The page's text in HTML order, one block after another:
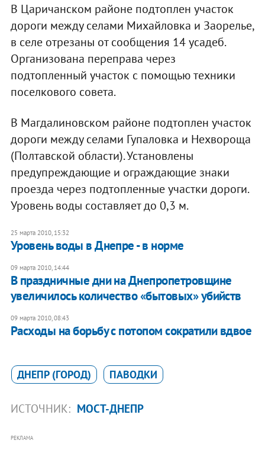
В Царичанском районе подтоплен участок
дороги между селами Михайловка и Заорелье,
в селе отрезаны от сообщения 14 усадеб.
Организована переправа через
подтопленный участок с помощью техники
поселкового совета.
В Магдалиновском районе подтоплен участок
дороги между селами Гупаловка и Нехвороща
(Полтавской области). Установлены
предупреждающие и ограждающие знаки
проезда через подтопленные участки дороги.
Уровень воды составляет до 0,3 м.
25 марта 2010, 15:32
Уровень воды в Днепре - в норме
09 марта 2010, 14:44
В праздничные дни на Днепропетровщине
увеличилось количество «бытовых» убийств
09 марта 2010, 08:43
Расходы на борьбу с потопом сократили вдвое
ДНЕПР (ГОРОД) ПАВОДКИ
ИСТОЧНИК: МОСТ-ДНЕПР
РЕКЛАМА